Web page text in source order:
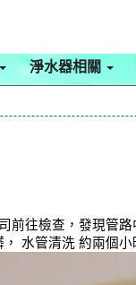
淨水器相關
往檢查，發現管
水管清洗 約兩個